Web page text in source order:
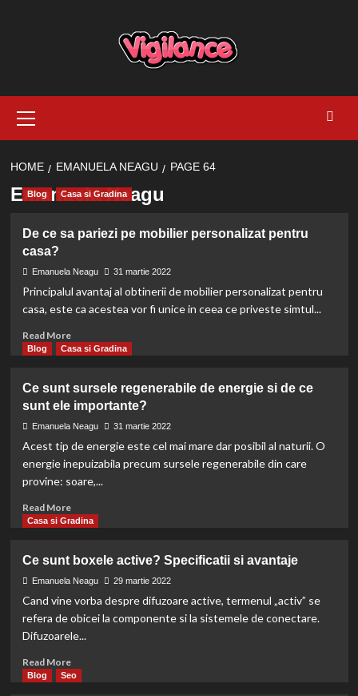
Menu
HOME EMANUELA NEAGU PAGE 64
Emanuela Neagu
Blog Casa si Gradina
De ce sa pariezi pe mobilier personalizat pentru
casa?
Emanuela Neagu 31 martie 2022
Principalul avantaj al obtinerii de mobilier personalizat pentru
casa, este ca acestea vor fi unice in ceea ce priveste simtul...
Read MoreRead
more
ce
sa
pariezi
pe
personalizat
pentru
Blog Casa si Gradina
Ce sunt sursele regenerabile de energie si de ce
sunt ele importante?
Emanuela Neagu 31 martie 2022
Acest tip de energie este cel mai mare dar posibil al naturii. O
energie inepuizabila precum sursele regenerabile din care
provine: soare,...
Read MoreRead
more
sunt
sursele
regenerabile
de
si
ce
Casa si Gradina
Ce sunt boxele active? Specificatii si avantaje
Emanuela Neagu 29 martie 2022
Cand vine vorba despre difuzoare active, termenul „activ” se
refera de obicei la componente si la sistemele de conectare.
Difuzoarele...
Read MoreRead
more
Blog Seo